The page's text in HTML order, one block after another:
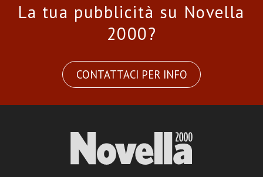
La tua pubblicità su Novella
2000?
CONTATTACI PER INFO